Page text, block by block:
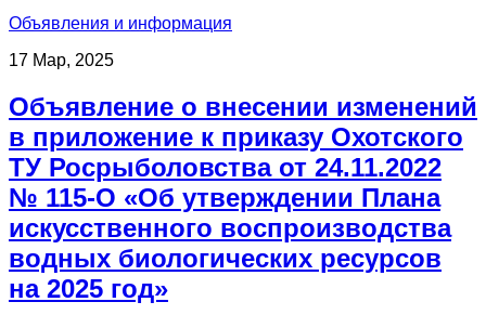
Объявления и информация
17 Мар, 2025
Объявление о внесении изменений
в приложение к приказу Охотского
ТУ Росрыболовства от 24.11.2022
№ 115-О «Об утверждении Плана
искусственного воспроизводства
водных биологических ресурсов
на 2025 год»